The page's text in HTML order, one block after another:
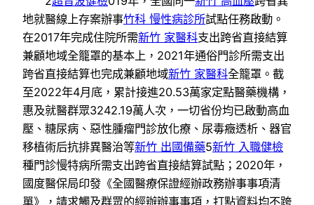
地就醫線上存案辦事竹科 慢性病診所試點任務啟動。
在2017年完成住院所需新竹 家醫科支出跨省直接結算
兼顧地域全籠罩的基本上，2021年通俗門診所需支出
跨省直接結算也完成兼顧地域新竹 家醫科全籠罩。截
至2022年4月底，累計接進20.53萬家定點醫藥機構，
惠及就醫群眾3242.19萬人次，一切省份均已啟動高血
壓、糖尿病、惡性腫瘤門診放化療、尿毒癥透析、器官
移植術后抗排異醫治等新竹 出國備藥5新竹 入職健檢
種門診慢特病所需支出跨省直接結算試點；2020年，
國度醫保局印發《全國醫療保證經辦政務辦事事項清
單》，請求觸及群眾的經辦辦事事項，打點資料均不跨